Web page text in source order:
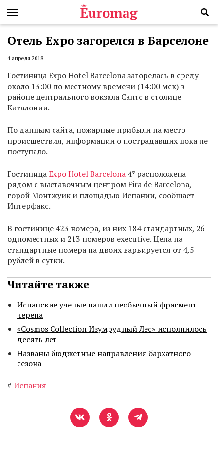
Отель Expo загорелся в Барселоне
4 апреля 2018
Гостиница Expo Hotel Barcelona загорелась в среду
около 13:00 по местному времени (14:00 мск) в
районе центрального вокзала Сантс в столице
Каталонии.
По данным сайта, пожарные прибыли на место
происшествия, информации о пострадавших пока не
поступало.
ГостиницаExpo Hotel Barcelona 4* расположена
рядом с выставочным центром Fira de Barcelona,
горой Монтжуик и площадью Испании, сообщает
Интерфакс.
В гостинице 423 номера, из них 184 стандартных, 26
одноместных и 213 номеров executive. Цена на
стандартные номера на двоих варьируется от 4,5
рублей в сутки.
Читайте также
Испанские ученые нашли необычный фрагмент
черепа
«Cosmos Collection Изумрудный Лес» исполнилось
десять лет
Названы бюджетные направления бархатного
сезона
# Испания